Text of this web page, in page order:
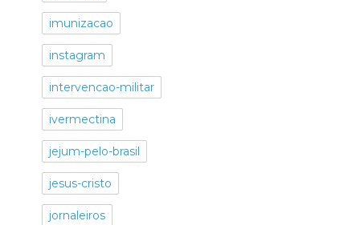
imunizacao
instagram
intervencao-militar
ivermectina
jejum-pelo-brasil
jesus-cristo
jornaleiros